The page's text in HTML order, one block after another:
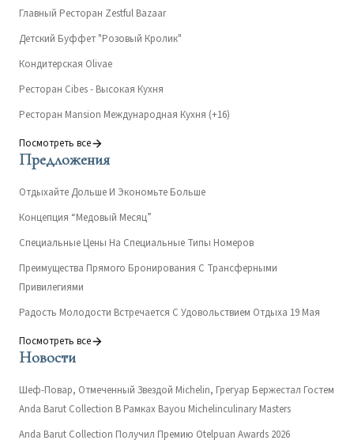
Главный Ресторан Zestful Bazaar
Детский Буффет "Розовый Кролик"
Кондитерская Olivae
Ресторан Cibes - Высокая Кухня
Ресторан Mansion Международная Кухня (+16)
Посмотреть все
Предложения
Отдыхайте Дольше И Экономьте Больше
Концепция “Медовый Месяц”
Специальные Цены На Специальные Типы Номеров
Преимущества Прямого Бронирования С Трансферными
Привилегиями
Радость Молодости Встречается С Удовольствием Отдыха 19 Мая
Посмотреть все
Новости
Шеф-Повар, Отмеченный Звездой Michelin, Грегуар Бержестал Гостем
Anda Barut Collection В Рамках Bayou Michelinculinary Masters
Anda Barut Collection Получил Премию Otelpuan Awards 2026